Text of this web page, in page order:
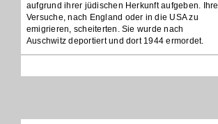
aufgrund ihrer jüdischen Herkunft aufgeben. Ihre
Versuche, nach England oder in die USA zu
emigrieren, scheiterten. Sie wurde nach
Auschwitz deportiert und dort 1944 ermordet.